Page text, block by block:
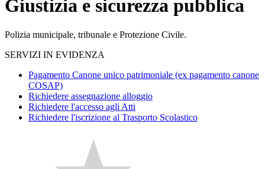
Giustizia e sicurezza pubblica
Polizia municipale, tribunale e Protezione Civile.
SERVIZI IN EVIDENZA
Pagamento Canone unico patrimoniale (ex pagamento canone
COSAP)
Richiedere assegnazione alloggio
Richiedere l'accesso agli Atti
Richiedere l'iscrizione al Trasporto Scolastico